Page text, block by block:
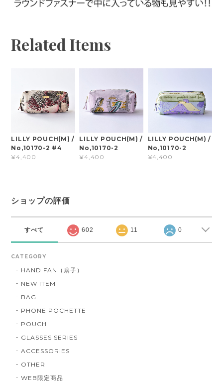
Related Items
LILLY POUCH(M) /
No,10170-2 #4
¥4,400
LILLY POUCH(M) /
No,10170-2
¥4,400
LILLY POUCH(M) /
No,10170-2
¥4,400
ショップの評価
すべて 602 11 0
CATEGORY
HAND FAN（扇子）
NEW ITEM
BAG
PHONE POCHETTE
POUCH
GLASSES SERIES
ACCESSORIES
OTHER
WEB限定商品